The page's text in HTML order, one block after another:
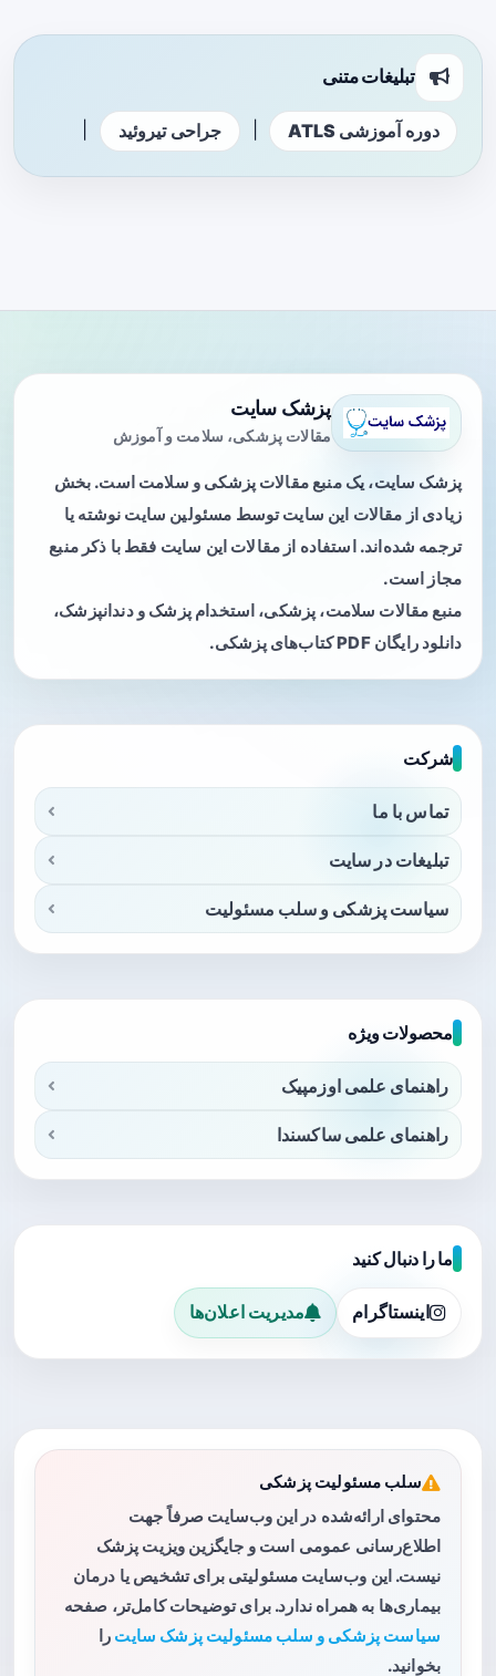
تبلیغات متنی
دوره آموزشی ATLS جراحی تیروئید
پزشک سایت
مقالات پزشکی، سلامت و آموزش
پزشک سایت، یک منبع مقالات پزشکی و سلامت است. بخش
زیادی از مقالات این سایت توسط مسئولین سایت نوشته یا
ترجمه شده‌اند. استفاده از مقالات این سایت فقط با ذکر منبع
مجاز است.
منبع مقالات سلامت، پزشکی، استخدام پزشک و دندانپزشک،
دانلود رایگان PDF کتاب‌های پزشکی.
شرکت
تماس با ما
تبلیغات در سایت
سیاست پزشکی و سلب مسئولیت
محصولات ویژه
راهنمای علمی اوزمپیک
راهنمای علمی ساکسندا
ما را دنبال کنید
اینستاگرام مدیریت اعلان‌ها
سلب مسئولیت پزشکی
محتوای ارائه‌شده در این وب‌سایت صرفاً جهت
اطلاع‌رسانی عمومی است و جایگزین ویزیت پزشک
نیست. این وب‌سایت مسئولیتی برای تشخیص یا درمان
بیماری‌ها به همراه ندارد. برای توضیحات کامل‌تر، صفحه
سیاست پزشکی و سلب مسئولیت پزشک سایت را
بخوانید.